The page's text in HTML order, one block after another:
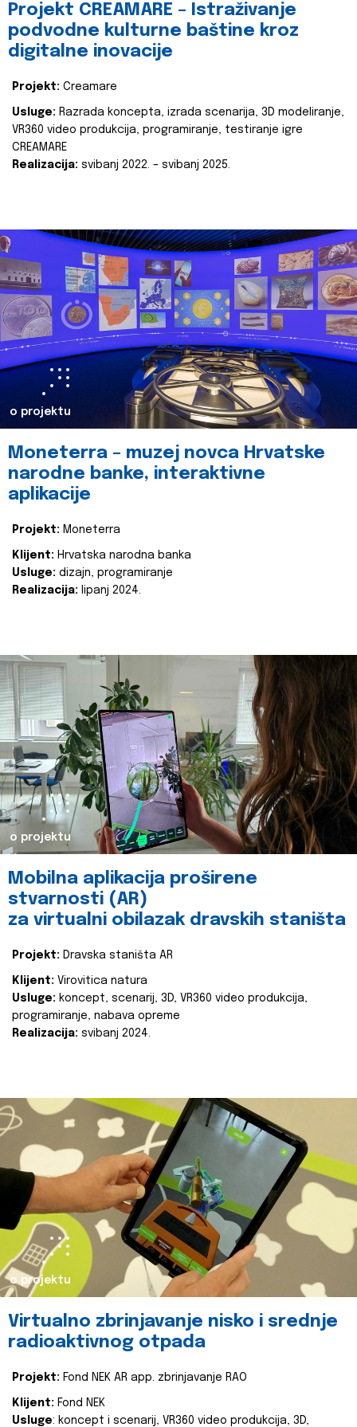
Projekt CREAMARE – Istraživanje
podvodne kulturne baštine kroz
digitalne inovacije
Projekt: Creamare
Usluge: Razrada koncepta, izrada scenarija, 3D modeliranje,
VR360 video produkcija, programiranje, testiranje igre
CREAMARE
Realizacija: svibanj 2022. – svibanj 2025.
o projektu
Moneterra – muzej novca Hrvatske
narodne banke, interaktivne
aplikacije
Projekt: Moneterra
Klijent: Hrvatska narodna banka
Usluge: dizajn, programiranje
Realizacija: lipanj 2024.
o projektu
Mobilna aplikacija proširene
stvarnosti (AR)
za virtualni obilazak dravskih staništa
Projekt: Dravska staništa AR
Klijent: Virovitica natura
Usluge: koncept, scenarij, 3D, VR360 video produkcija,
programiranje, nabava opreme
Realizacija: svibanj 2024.
o projektu
Virtualno zbrinjavanje nisko i srednje
radioaktivnog otpada
Projekt: Fond NEK AR app. zbrinjavanje RAO
Klijent: Fond NEK
Usluge: koncept i scenarij, VR360 video produkcija, 3D,